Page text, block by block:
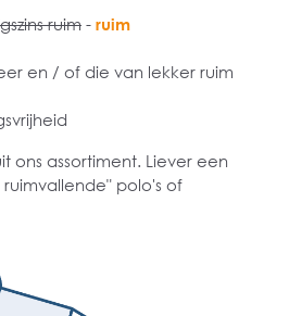
ruim - ruim
en / of die van lekker ruim
ons assortiment. Liever een
ruimvallende" polo's of